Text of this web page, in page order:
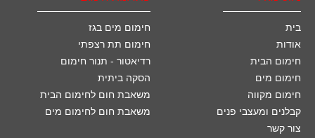
בית
אודות
חימום הבית
חימום מים
חימום מקווה
קבלנים ומעצבי פנים
צור קשר
חימום מים בגז
חימום תת רצפתי
רדיאטור - תנור חימום
הסקה ביתית
משאבת חום לחימום הבית
משאבת חום לחימום מים